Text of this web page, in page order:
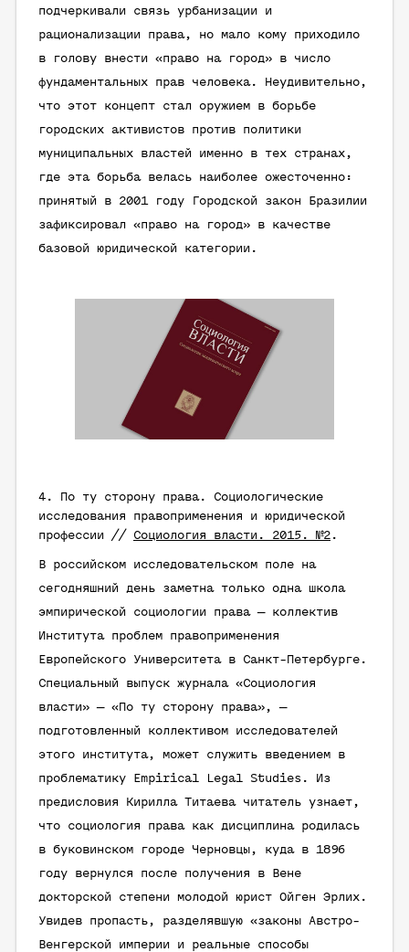
подчеркивали связь урбанизации и
рационализации права, но мало кому приходило
в голову внести «право на город» в число
фундаментальных прав человека. Неудивительно,
что этот концепт стал оружием в борьбе
городских активистов против политики
муниципальных властей именно в тех странах,
где эта борьба велась наиболее ожесточенно:
принятый в 2001 году Городской закон Бразилии
зафиксировал «право на город» в качестве
базовой юридической категории.
4. По ту сторону права. Социологические
исследования правоприменения и юридической
профессии // Социология власти. 2015. №2 .
В российском исследовательском поле на
сегодняшний день заметна только одна школа
эмпирической социологии права — коллектив
Института проблем правоприменения
Европейского Университета в Санкт-Петербурге.
Специальный выпуск журнала «Социология
власти» — «По ту сторону права», —
подготовленный коллективом исследователей
этого института, может служить введением в
проблематику Empirical Legal Studies. Из
предисловия Кирилла Титаева читатель узнает,
что социология права как дисциплина родилась
в буковинском городе Черновцы, куда в 1896
году вернулся после получения в Вене
докторской степени молодой юрист Ойген Эрлих.
Увидев пропасть, разделявшую «законы Австро-
Венгерской империи и реальные способы